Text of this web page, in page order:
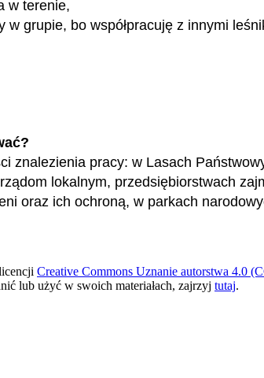
w terenie,
w grupie, bo współpracuję z innymi
znalezienia pracy: w Lasach
lokalnym, przedsiębiorstwach
oraz ich ochroną, w parkach
Creative Commons Uznanie autorstwa 4.0
lub użyć w swoich materiałach, zajrzyj tutaj.